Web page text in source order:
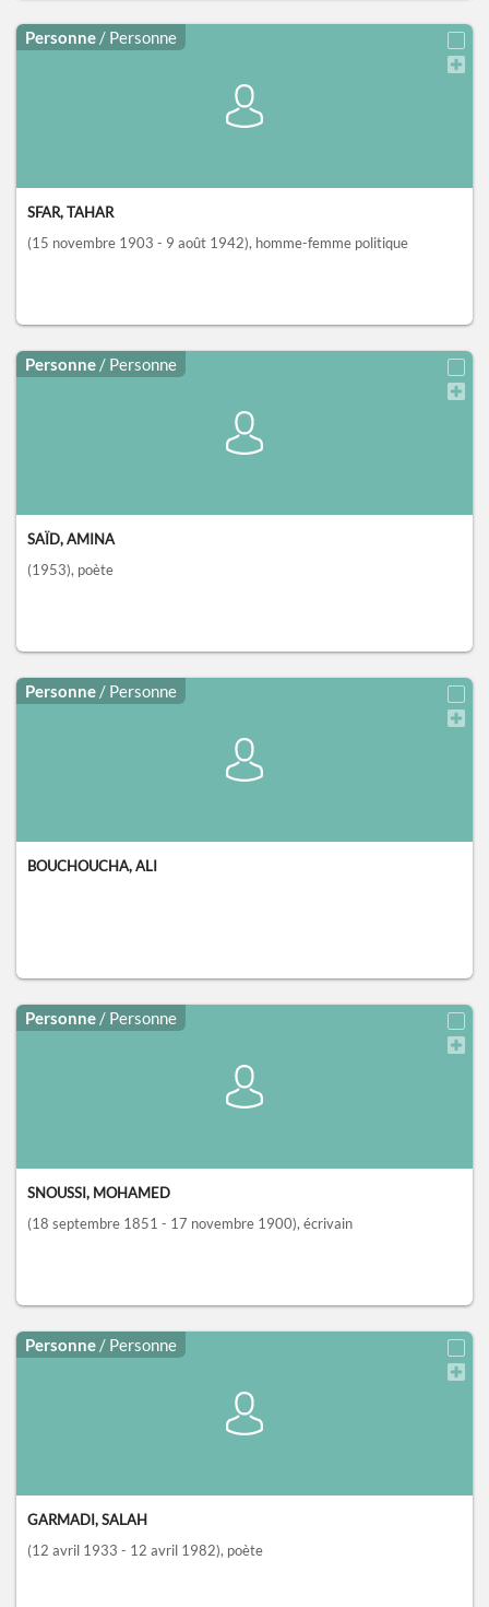
Personne / Personne
SFAR, TAHAR
(15 novembre 1903 - 9 août 1942), homme-femme politique
Personne / Personne
SAÏD, AMINA
(1953), poète
Personne / Personne
BOUCHOUCHA, ALI
Personne / Personne
SNOUSSI, MOHAMED
(18 septembre 1851 - 17 novembre 1900), écrivain
Personne / Personne
GARMADI, SALAH
(12 avril 1933 - 12 avril 1982), poète